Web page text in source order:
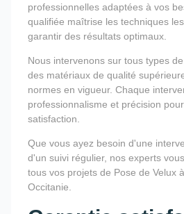
professionnelles adaptées à vos
qualifiée maîtrise les techniques
garantir des résultats optimaux.
Nous intervenons sur tous types
des matériaux de qualité
normes en vigueur. Chaque
professionnalisme et précision
satisfaction.
Que vous ayez besoin d'une
d'un suivi régulier, nos experts
tous vos projets de Pose de Velux
Occitanie.